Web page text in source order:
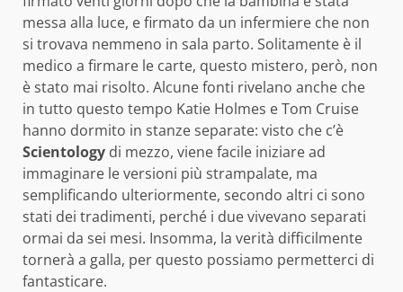
messa alla luce, e firmato da un infermiere che non
si trovava nemmeno in sala parto. Solitamente è il
medico a firmare le carte, questo mistero, però, non
è stato mai risolto. Alcune fonti rivelano anche che
in tutto questo tempo Katie Holmes e Tom Cruise
hanno dormito in stanze separate: visto che c’è
Scientology di mezzo, viene facile iniziare ad
immaginare le versioni più strampalate, ma
semplificando ulteriormente, secondo altri ci sono
stati dei tradimenti, perché i due vivevano separati
ormai da sei mesi. Insomma, la verità difficilmente
tornerà a galla, per questo possiamo permetterci di
fantasticare.